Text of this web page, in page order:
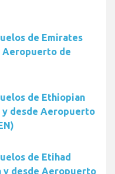
de Emirates
Aeropuerto de
de Ethiopian
y desde Aeropuerto
de Etihad
y desde Aeropuerto